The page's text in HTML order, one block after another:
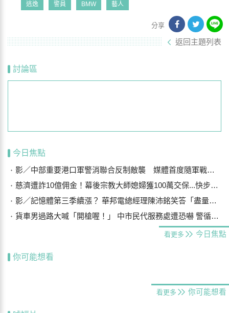
逃逸 警員 BMW 藝人
分享
返回主題列表
討論區
今日焦點
影／中部重要港口軍警消聯合反制敵襲 媒體首度隨軍戰鬥演練
慈濟遭詐10億佣金！幕後宗教大師媳婦獲100萬交保...快步奔離不發一語
影／記憶體第三季續漲？ 華邦電總經理陳沛銘笑答「盡量不要漲太多」
貨車男過路大喊「開槍喔！」 中市民代服務處遭恐嚇 警循線追緝
看更多 今日焦點
你可能想看
看更多 你可能想看